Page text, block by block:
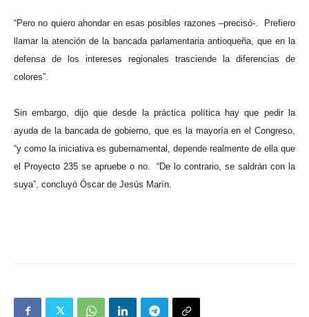
“Pero no quiero ahondar en esas posibles razones –precisó-.
Prefiero
llamar la atención de la bancada parlamentaria antioqueña, que en la
defensa de los intereses regionales trasciende la diferencias de
colores”.
Sin embargo, dijo que desde la práctica política hay que pedir la
ayuda de la bancada de gobierno, que es la mayoría en el Congreso,
“y como la iniciativa es gubernamental, depende realmente de ella que
el Proyecto 235 se apruebe o no.
“De lo contrario, se saldrán con la
suya”, concluyó Óscar de Jesús Marín.